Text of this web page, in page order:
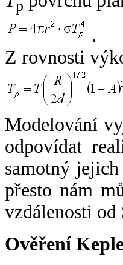
p
.
Z rovnosti
Modelování
odpovídat
samotný
přesto nám
vzdálenosti od
Ověření